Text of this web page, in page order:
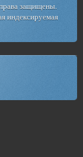
защищены.
индексируемая